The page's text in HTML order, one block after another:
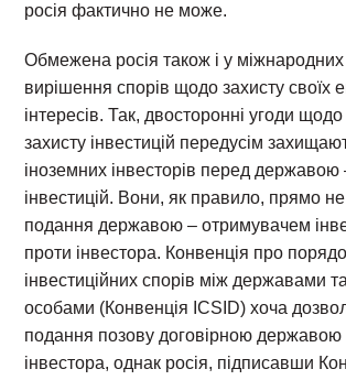
росія фактично не може.
Обмежена росія також і у міжнародних
вирішення спорів щодо захисту своїх
інтересів. Так, двосторонні угоди
захисту інвестицій передусім
іноземних інвесторів перед
інвестицій. Вони, як правило, прямо
подання державою – отримувачем
проти інвестора. Конвенція про
інвестиційних спорів між державами
особами (Конвенція ICSID) хоча
подання позову договірною державою
інвестора, однак росія, підписавши